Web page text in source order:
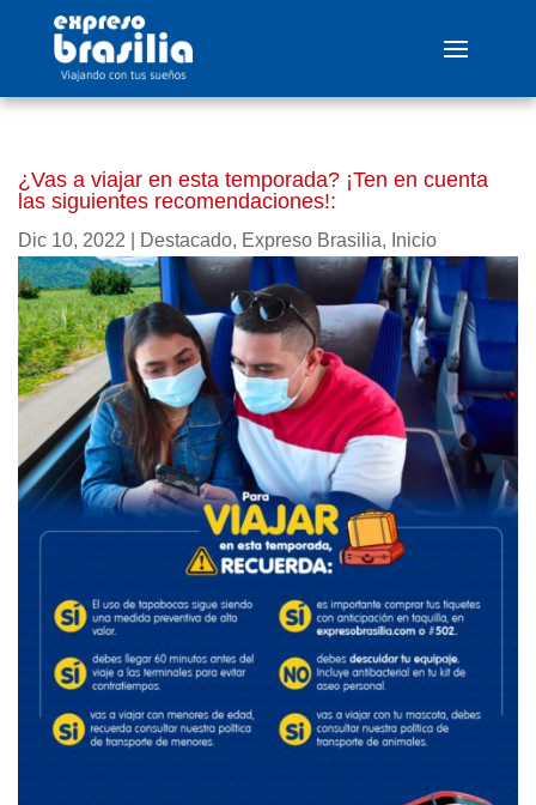
¿Vas a viajar en esta temporada? ¡Ten en cuenta
las siguientes recomendaciones!:
Dic 10, 2022 Destacado, Expreso Brasilia, Inicio